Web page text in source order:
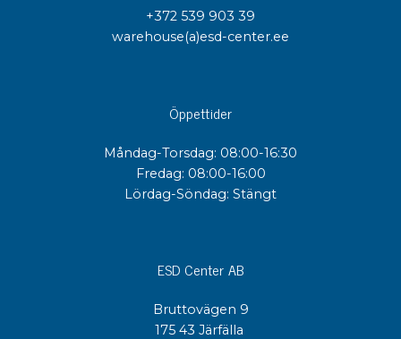
+372 539 903 39
warehouse(a)esd-center.ee
Öppettider
Måndag-Torsdag: 08:00-16:30
Fredag: 08:00-16:00
Lördag-Söndag: Stängt
ESD Center AB
Bruttovägen 9
175 43 Järfälla